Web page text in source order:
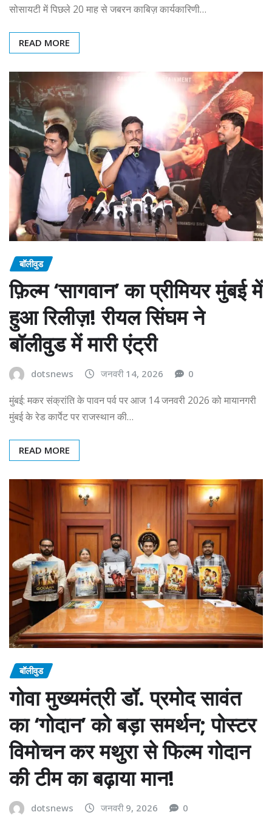
सोसायटी में पिछले 20 माह से जबरन काबिज़ कार्यकारिणी…
READ MORE
बॉलीवुड
फ़िल्म ‘सागवान’ का प्रीमियर मुंबई में
हुआ रिलीज़! रीयल सिंघम ने
बॉलीवुड में मारी एंट्री
dotsnews जनवरी 14, 2026 0
मुंबई: मकर संक्रांति के पावन पर्व पर आज 14 जनवरी 2026 को मायानगरी
मुंबई के रेड कार्पेट पर राजस्थान की…
READ MORE
बॉलीवुड
गोवा मुख्यमंत्री डॉ. प्रमोद सावंत
का ‘गोदान’ को बड़ा समर्थन; पोस्टर
विमोचन कर मथुरा से फिल्म गोदान
की टीम का बढ़ाया मान!
dotsnews जनवरी 9, 2026 0